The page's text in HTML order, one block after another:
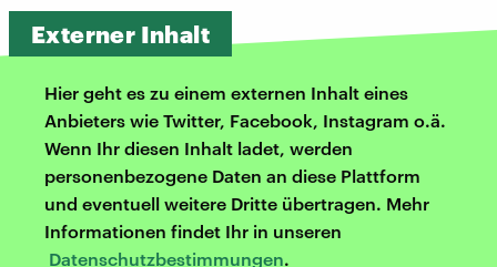
Externer Inhalt
Hier geht es zu einem externen Inhalt eines
Anbieters wie Twitter, Facebook, Instagram o.ä.
Wenn Ihr diesen Inhalt ladet, werden
personenbezogene Daten an diese Plattform
und eventuell weitere Dritte übertragen. Mehr
Informationen findet Ihr in unseren
Datenschutzbestimmungen.